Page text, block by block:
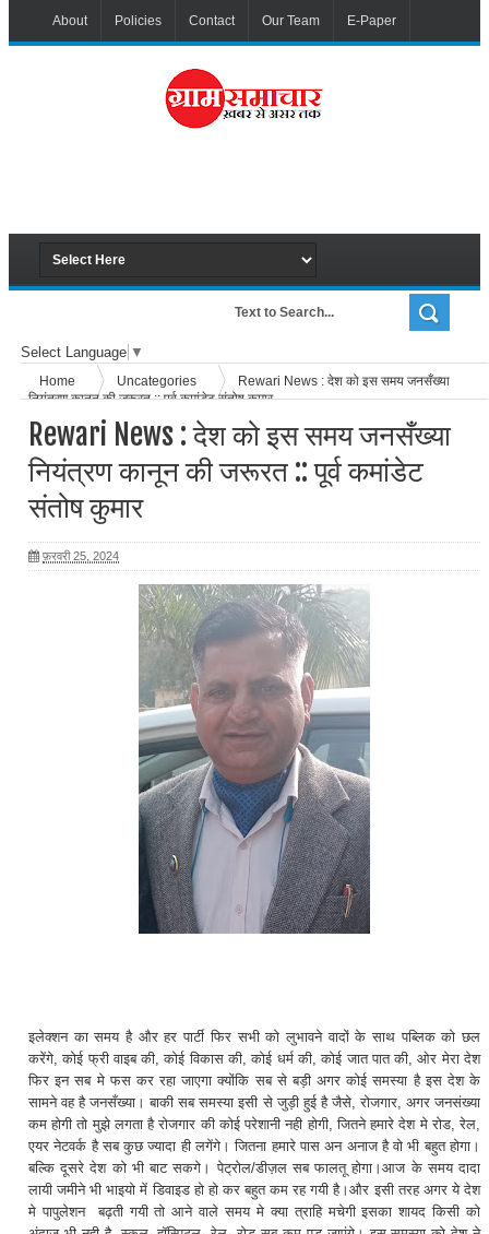
About Policies Contact Our Team E-Paper
Select Language ▼
Home Uncategories
Rewari News : देश को इस समय जनसँख्या
नियंत्रण कानून की जरूरत :: पूर्व कमांडेट संतोष कुमार
Rewari News : देश को इस समय जनसँख्या
नियंत्रण कानून की जरूरत :: पूर्व कमांडेट
संतोष कुमार
फ़रवरी 25, 2024
इलेक्शन का समय है और हर पार्टी फिर सभी को लुभावने वादों के साथ पब्लिक को छल
करेंगे, कोई फ्री वाइब की, कोई विकास की, कोई धर्म की, कोई जात पात की, ओर मेरा देश
फिर इन सब मे फस कर रहा जाएगा क्योंकि सब से बड़ी अगर कोई समस्या है इस देश के
सामने वह है जनसँख्या। बाकी सब समस्या इसी से जुड़ी हुई है जैसे, रोजगार, अगर जनसंख्या
कम होगी तो मुझे लगता है रोजगार की कोई परेशानी नही होगी, जितने हमारे देश मे रोड, रेल,
एयर नेटवर्क है सब कुछ ज्यादा ही लगेंगे। जितना हमारे पास अन अनाज है वो भी बहुत होगा।
बल्कि दूसरे देश को भी बाट सकगे। पेट्रोल/डीज़ल सब फालतू होगा।आज के समय दादा
लायी जमीने भी भाइयो में डिवाइड हो हो कर बहुत कम रह गयी है।और इसी तरह अगर ये देश
मे पापुलेशन बढ़ती गयी तो आने वाले समय मे क्या त्राहि मचेगी इसका शायद किसी को